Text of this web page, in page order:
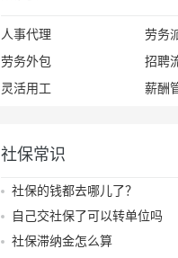
人事代理
劳务
劳务外包
招聘
灵活用工
薪酬
社保常识
社保的钱都去哪儿了？
自己交社保了可以转单位吗
社保滞纳金怎么算